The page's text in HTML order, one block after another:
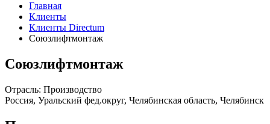
Главная
Клиенты
Клиенты Directum
Союзлифтмонтаж
Союзлифтмонтаж
Отрасль: Производство
Россия, Уральский фед.округ, Челябинская область, Челябинск